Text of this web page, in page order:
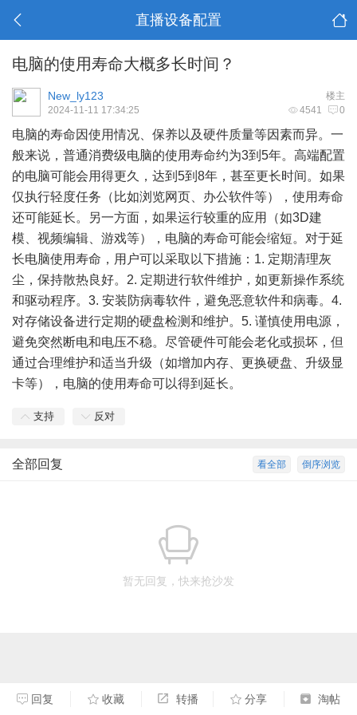
直播设备配置
电脑的使用寿命大概多长时间？
楼主
New_ly123
4541 0
2024-11-11 17:34:25
电脑的寿命因使用情况、保养以及硬件质量等因素而异。一
般来说，普通消费级电脑的使用寿命约为3到5年。高端配置
的电脑可能会用得更久，达到5到8年，甚至更长时间。如果
仅执行轻度任务（比如浏览网页、办公软件等），使用寿命
还可能延长。另一方面，如果运行较重的应用（如3D建
模、视频编辑、游戏等），电脑的寿命可能会缩短。对于延
长电脑使用寿命，用户可以采取以下措施：1. 定期清理灰
尘，保持散热良好。2. 定期进行软件维护，如更新操作系统
和驱动程序。3. 安装防病毒软件，避免恶意软件和病毒。4.
对存储设备进行定期的硬盘检测和维护。5. 谨慎使用电源，
避免突然断电和电压不稳。尽管硬件可能会老化或损坏，但
通过合理维护和适当升级（如增加内存、更换硬盘、升级显
卡等），电脑的使用寿命可以得到延长。
支持 反对
倒序浏览
看全部
全部回复
暂无回复，快来抢沙发
回复 收藏 转播 分享 淘帖